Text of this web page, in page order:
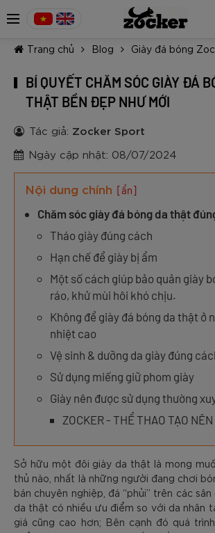
Trang chủ Blog Giày đá bóng
BÍ QUYẾT CHĂM SÓC GIÀY ĐÁ
THẬT BỀN ĐẸP NHƯ MỚI
Tác giả: Zocker Sport
Ngày cập nhật: 08/07/2024
Nội dung chính [ẩn]
Chăm sóc giày đá bóng da thật
Tháo giày đúng cách
Hạn chế để giày bị ẩm
Một số cách giúp bảo quản giày
ráo, khử mùi hôi khó chịu.
Không để giày đá bóng da thật ở
nhiệt cao
Vệ sinh & dưỡng da giày đúng
Sử dụng miếng giữ phom giày
Giày nên được sử dụng thường
ZOCKER - THỂ THAO TẠO
Sở hữu một đôi giày da thật là mong
thủ nào, nhất là những người đang chơi
bán chuyên nghiệp, đá “phủi” trên các
da thật có nhiều ưu điểm so với da nhân
giá cũng cao hơn; Bên cạnh đó quá